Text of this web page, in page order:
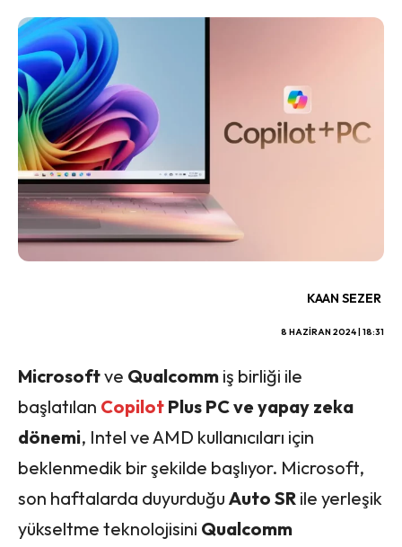
KAAN SEZER
8 HAZIRAN 2024 | 18:31
Microsoftve Qualcomm iş birliği ile
başlatılan Copilot Plus PC ve yapay zeka
dönemi, Intel ve AMD kullanıcıları için
beklenmedik bir şekilde başlıyor. Microsoft,
son haftalarda duyurduğu Auto SR ile yerleşik
yükseltme teknolojisini Qualcomm